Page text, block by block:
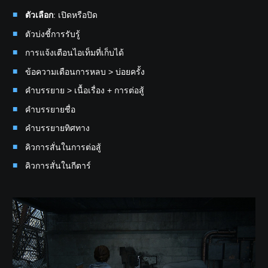
ตัวเลือก: เปิดหรือปิด
ตัวบ่งชี้การรับรู้
การแจ้งเตือนไอเท็มที่เก็บได้
ข้อความเตือนการหลบ > บ่อยครั้ง
คำบรรยาย > เนื้อเรื่อง + การต่อสู้
คำบรรยายชื่อ
คำบรรยายทิศทาง
คิวการสั่นในการต่อสู้
คิวการสั่นในกีตาร์